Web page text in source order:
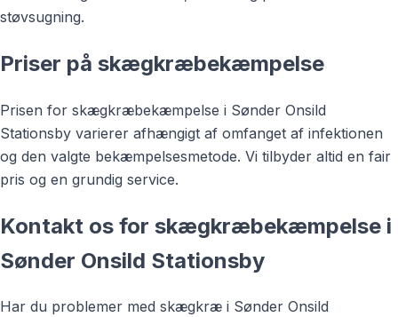
støvsugning.
Priser på skægkræbekæmpelse
Prisen for skægkræbekæmpelse i Sønder Onsild
Stationsby varierer afhængigt af omfanget af infektionen
og den valgte bekæmpelsesmetode. Vi tilbyder altid en fair
pris og en grundig service.
Kontakt os for skægkræbekæmpelse i
Sønder Onsild Stationsby
Har du problemer med skægkræ i Sønder Onsild